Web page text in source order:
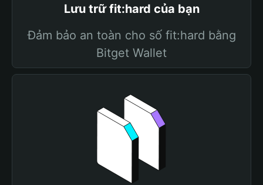
Lưu trữ fit:hard của bạn
Đảm bảo an toàn cho số fit:hard bằng
Bitget Wallet